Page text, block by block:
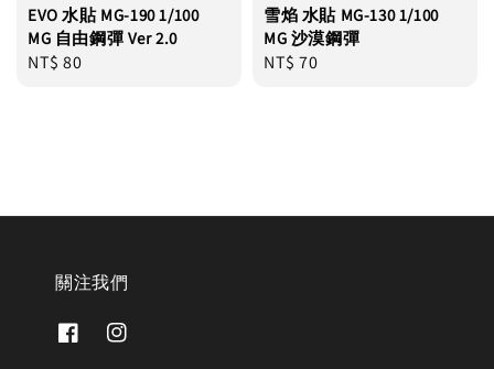
EVO 水貼 MG-190 1/100
MG 自由鋼彈 Ver 2.0
Regular
NT$ 80
雪焰 水貼 MG-130 1/100
MG 沙漠鋼彈
Regular
NT$ 70
關注我們